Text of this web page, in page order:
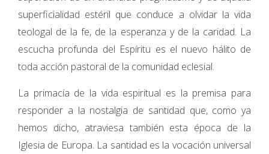
superficialidad estéril que conduce a olvidar la vida
teologal de la fe, de la esperanza y de la caridad. La
escucha profunda del Espíritu es el nuevo hálito de
toda acción pastoral de la comunidad eclesial.
La primacía de la vida espiritual es la premisa para
responder a la nostalgia de santidad que, como ya
hemos dicho, atraviesa también esta época de la
Iglesia de Europa. La santidad es la vocación universal